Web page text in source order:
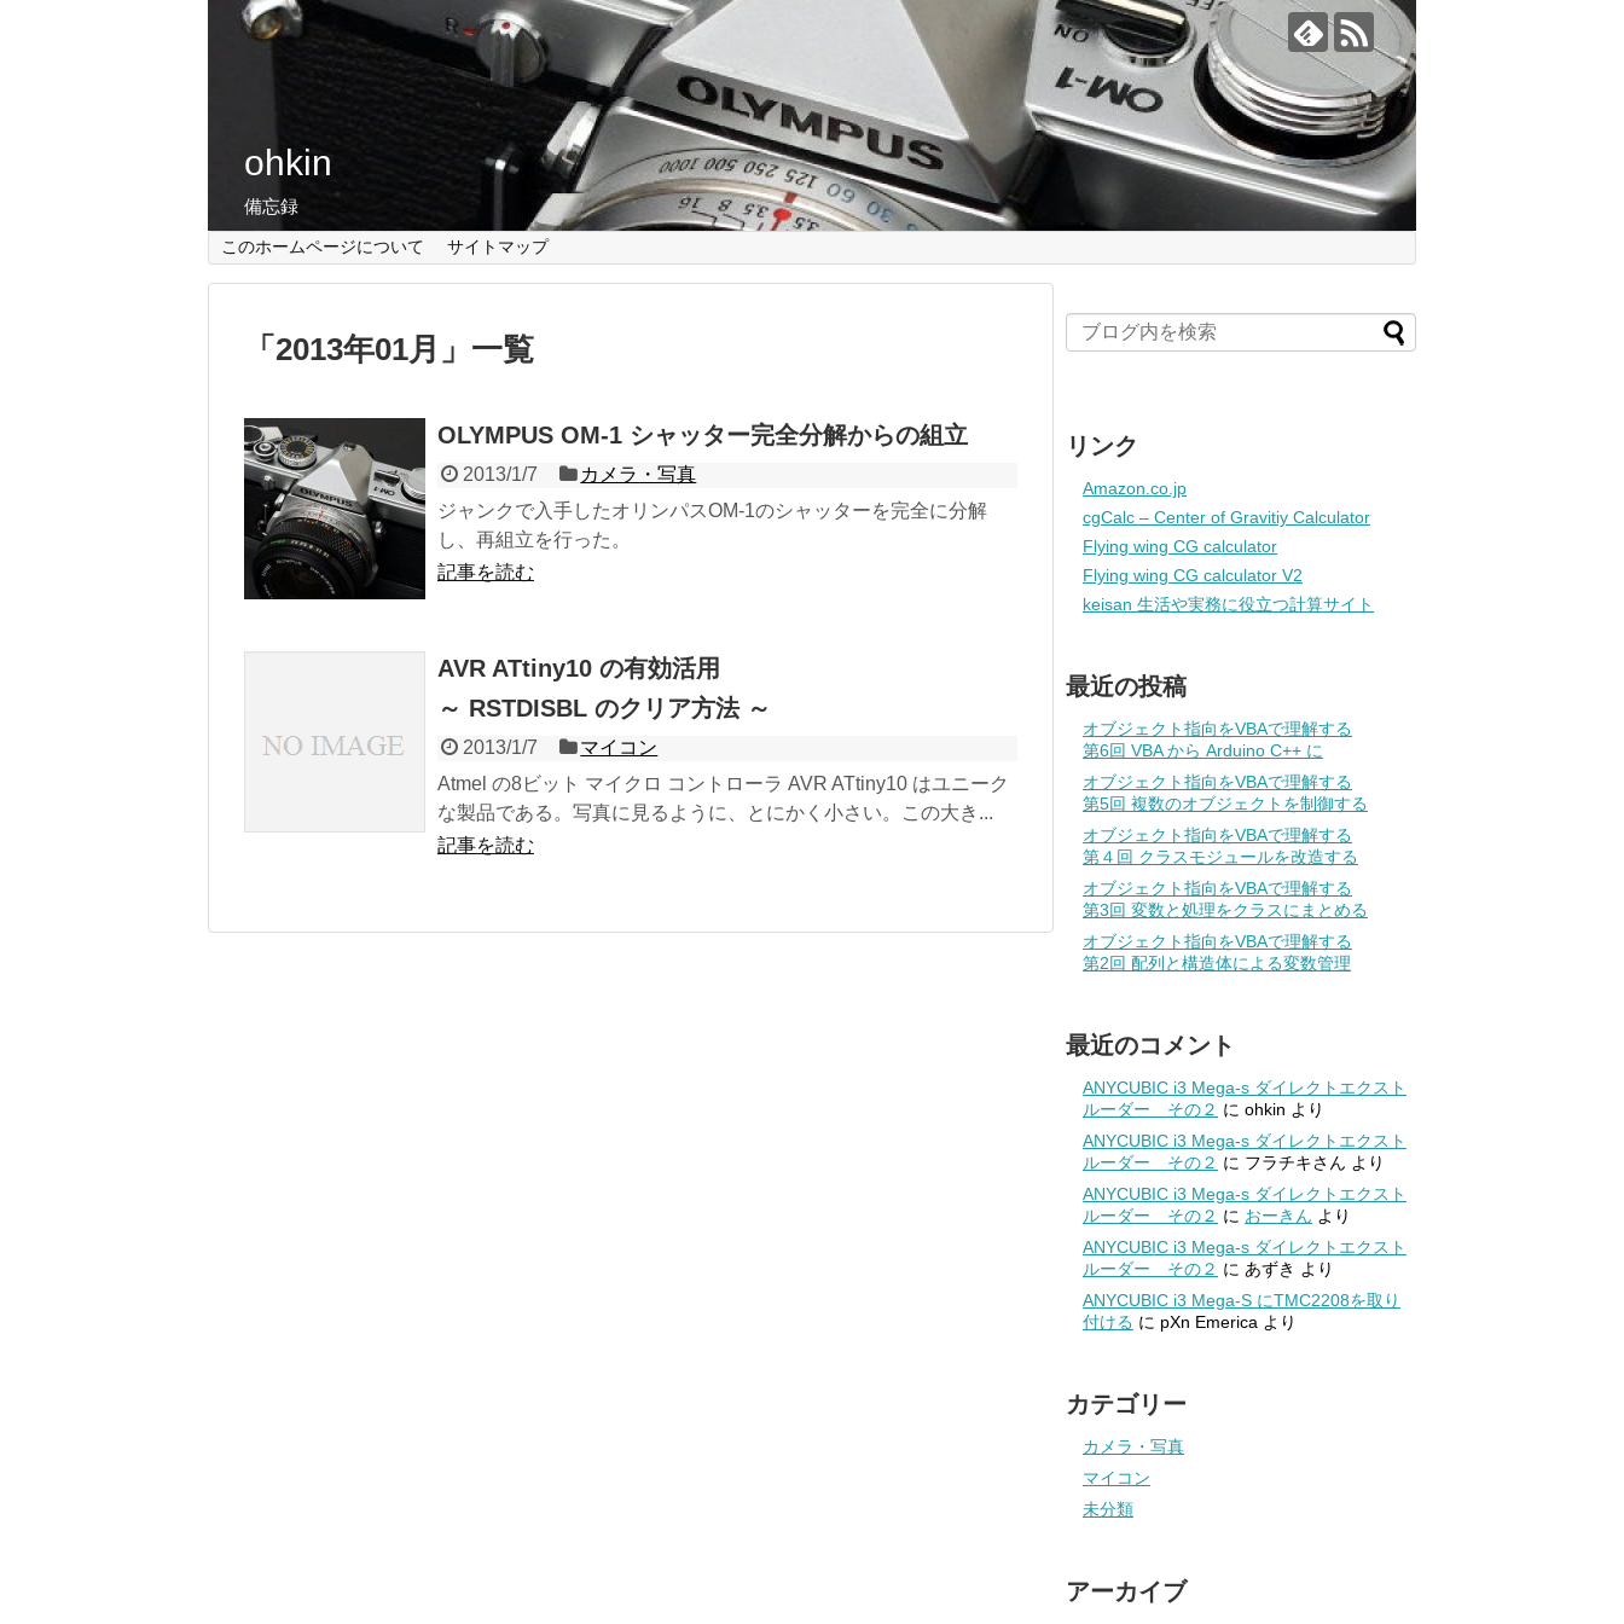
ohkin
備忘録
このホームページについて サイトマップ
「 2013年01月 」 一覧
OLYMPUS OM-1 シャッター完全分解からの組立
2013/1/7
カメラ・写真
ジャンクで入手したオリンパスOM-1のシャッターを完全に分解
し、再組立を行った。
記事を読む
AVR ATtiny10 の有効活用
～ RSTDISBL のクリア方法 ～
2013/1/7
マイコン
Atmel の8ビット マイクロ コントローラ AVR ATtiny10 はユニーク
な製品である。写真に見るように、とにかく小さい。この大き...
記事を読む
リンク
Amazon.co.jp
cgCalc – Center of Gravitiy Calculator
Flying wing CG calculator
Flying wing CG calculator V2
keisan 生活や実務に役立つ計算サイト
最近の投稿
オブジェクト指向をVBAで理解する
第6回 VBA から Arduino C++ に
オブジェクト指向をVBAで理解する
第5回 複数のオブジェクトを制御する
オブジェクト指向をVBAで理解する
第４回 クラスモジュールを改造する
オブジェクト指向をVBAで理解する
第3回 変数と処理をクラスにまとめる
オブジェクト指向をVBAで理解する
第2回 配列と構造体による変数管理
最近のコメント
ANYCUBIC i3 Mega-s ダイレクトエクスト
ルーダー その２ に ohkin より
ANYCUBIC i3 Mega-s ダイレクトエクスト
ルーダー その２ に フラチキさん より
ANYCUBIC i3 Mega-s ダイレクトエクスト
ルーダー その２ に おーきん より
ANYCUBIC i3 Mega-s ダイレクトエクスト
ルーダー その２ に あずき より
ANYCUBIC i3 Mega-S にTMC2208を取り
付ける に pXn Emerica より
カテゴリー
カメラ・写真
マイコン
未分類
アーカイブ